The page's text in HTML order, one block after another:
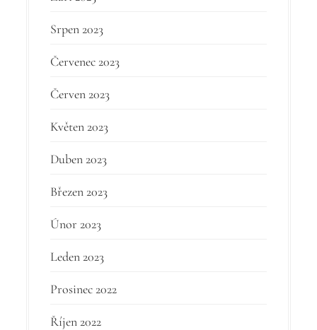
Srpen 2023
Červenec 2023
Červen 2023
Květen 2023
Duben 2023
Březen 2023
Únor 2023
Leden 2023
Prosinec 2022
Říjen 2022